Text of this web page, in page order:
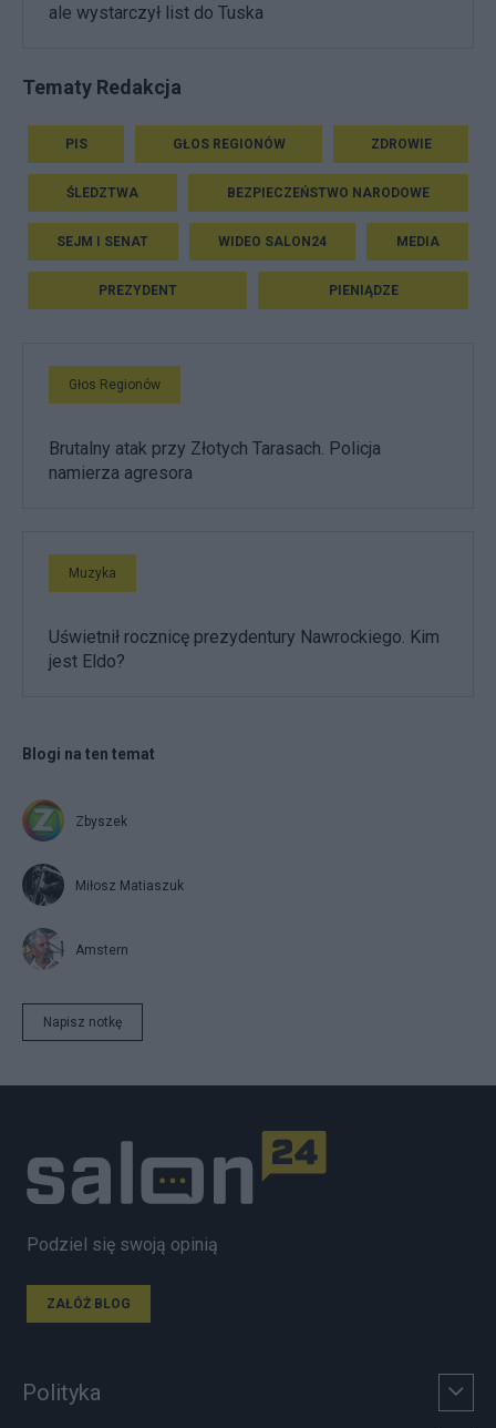
ale wystarczył list do Tuska
Tematy Redakcja
PIS GŁOS REGIONÓW ZDROWIE
ŚLEDZTWA BEZPIECZEŃSTWO NARODOWE
SEJM I SENAT WIDEO SALON24 MEDIA
PREZYDENT PIENIĄDZE
Głos Regionów
Brutalny atak przy Złotych Tarasach. Policja
namierza agresora
Muzyka
Uświetnił rocznicę prezydentury Nawrockiego. Kim
jest Eldo?
Blogi na ten temat
Zbyszek
Miłosz Matiaszuk
Amstern
Napisz notkę
Podziel się swoją opinią
ZAŁÓŻ BLOG
Polityka